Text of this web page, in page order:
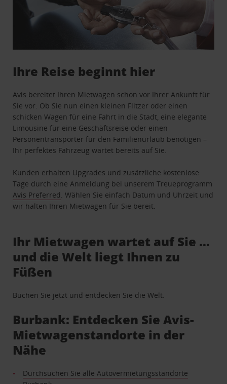
Ihre Reise beginnt hier
Avis bereitet Ihren Mietwagen schon vor Ihrer Ankunft für
Sie vor. Ob Sie nun einen kleinen Flitzer oder einen
schicken Wagen für eine Fahrt in die Stadt, eine elegante
Limousine für eine Geschäftsreise oder einen
Personentransporter für den Familienurlaub benötigen –
Ihr perfektes Fahrzeug wartet bereits auf Sie.
Kunden erhalten Upgrades und zusätzliche kostenlose
Tage durch eine Anmeldung bei unserem Treueprogramm
Avis Preferred . Wählen Sie einfach Datum und Uhrzeit und
wir halten Ihren Mietwagen für Sie bereit.
Ihr Mietwagen wartet auf Sie …
und die Welt liegt Ihnen zu
Füßen
Buchen Sie jetzt und entdecken Sie die Welt.
Burbank: Entdecken Sie Avis-
Mietwagenstandorte in der
Nähe
Durchsuchen Sie alle Autovermietungsstandorte